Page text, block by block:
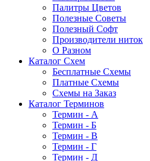
Палитры Цветов
Полезные Советы
Полезный Софт
Производители ниток
О Разном
Каталог Схем
Бесплатные Схемы
Платные Схемы
Схемы на Заказ
Каталог Терминов
Термин - А
Термин - Б
Термин - В
Термин - Г
Термин - Д